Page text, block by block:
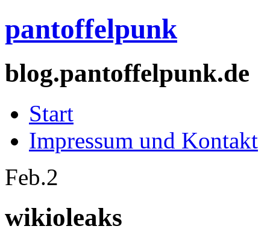
pantoffelpunk
blog.pantoffelpunk.de
Start
Impressum und Kontakt
Feb.2
wikioleaks